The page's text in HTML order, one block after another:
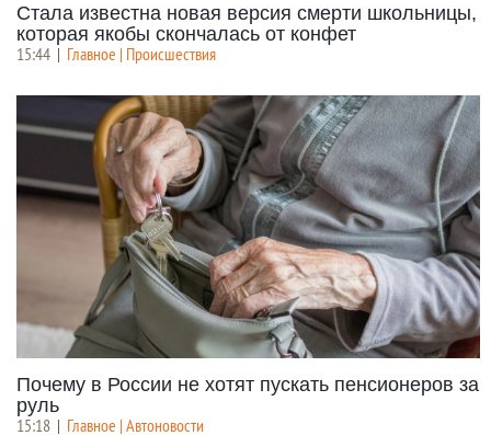
Стала известна новая версия смерти школьницы,
которая якобы скончалась от конфет
15:44 | Главное | Происшествия
Почему в России не хотят пускать пенсионеров за
руль
15:18 | Главное | Автоновости